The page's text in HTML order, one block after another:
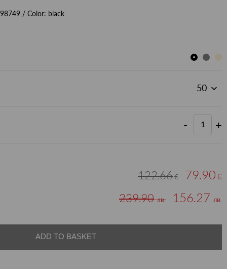
/ Color: black
- +
122.66€ 79.90 €
239.90лв. 156.27 лв.
ADD TO BASKET